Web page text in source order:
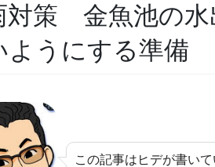
対策 金魚池の水
ようにする準備
この記事はヒデが書いて